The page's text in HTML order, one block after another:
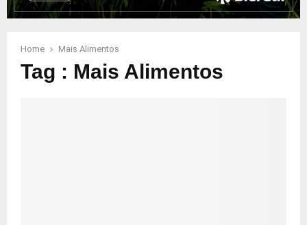
Home Mais Alimentos
Tag : Mais Alimentos